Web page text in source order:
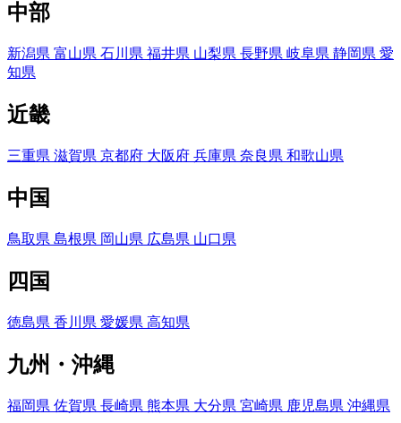
中部
新潟県 富山県 石川県 福井県 山梨県 長野県 岐阜県 静岡県 愛
知県
近畿
三重県 滋賀県 京都府 大阪府 兵庫県 奈良県 和歌山県
中国
鳥取県 島根県 岡山県 広島県 山口県
四国
徳島県 香川県 愛媛県 高知県
九州・沖縄
福岡県 佐賀県 長崎県 熊本県 大分県 宮崎県 鹿児島県 沖縄県